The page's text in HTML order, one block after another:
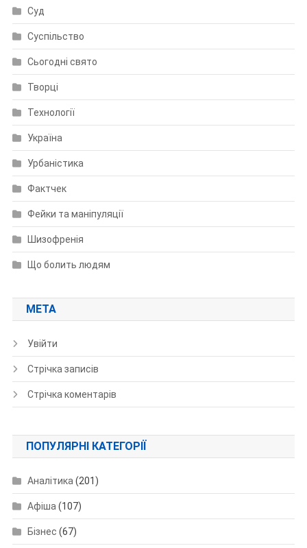
Суд
Суспільство
Сьогодні свято
Творці
Технології
Україна
Урбаністика
Фактчек
Фейки та маніпуляції
Шизофренія
Що болить людям
МЕТА
Увійти
Стрічка записів
Стрічка коментарів
ПОПУЛЯРНІ КАТЕГОРІЇ
Аналітика (201)
Афіша (107)
Бізнес (67)